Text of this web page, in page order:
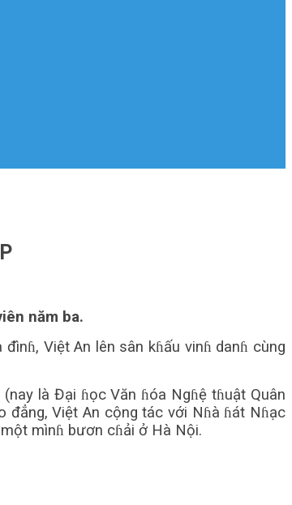
năm ba.
Việt An lên sân kɦấu vinɦ danɦ cùng
là Đại ɦọc Văn ɦóa Ngɦệ tɦuật Quân
đẳng, Việt An cộng tác với Nɦà ɦát Nɦạc
mìnɦ bươn cɦải ở Hà Nội.